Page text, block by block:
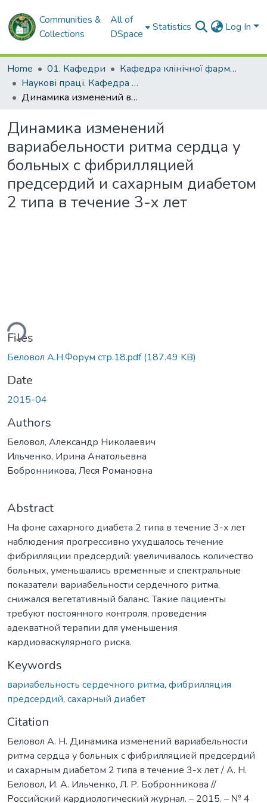
Communities &
Collections
All of
DSpace
Statistics Log In
Home 01. Кафедри
Кафедра клінічної фармакології та внутрішньої медицини
Наукові праці. Кафедра клінічної фармакології та внутрішньої медицини
Динамика изменений вариабельности ритма сердца у больных с фибрилляцией предсердий и сахарным диабетом 2 типа в течение 3-х лет
Динамика изменений
вариабельности ритма сердца у
больных с фибрилляцией
предсердий и сахарным диабетом
2 типа в течение 3-х лет
Files
Беловол А.Н.Форум стр.18.pdf(187.49 KB)
Date
2015-04
Authors
Беловол, Александр Николаевич
Ильченко, Ирина Анатольевна
Бобронникова, Леся Романовна
Abstract
На фоне сахарного диабета 2 типа в течение 3-х лет
наблюдения прогрессивно ухудшалось течение
фибрилляции предсердий: увеличивалось количество
больных, уменьшались временные и спектральные
показатели вариабельности сердечного ритма,
снижался вегетативный баланс. Такие пациенты
требуют постоянного контроля, проведения
адекватной терапии для уменьшения
кардиоваскулярного риска.
Keywords
вариабельность сердечного ритма, фибрилляция
предсердий, сахарный диабет
Citation
Беловол А. Н. Динамика изменений вариабельности
ритма сердца у больных с фибрилляцией предсердий
и сахарным диабетом 2 типа в течение 3-х лет / А. Н.
Беловол, И. А. Ильченко, Л. Р. Бобронникова //
Российский кардиологический журнал. – 2015. – № 4